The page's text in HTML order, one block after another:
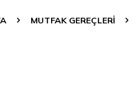
MUTFAK GEREÇLERİ